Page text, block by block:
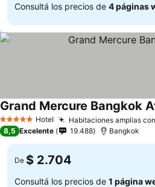
Consultá los precios de 4 páginas
5 Estrellas Hotel Habitaciones amplias
Grand Mercure Bangkok
8,5 Excelente 19.488 Bangkok
De $ 2.704
Consultá los precios de 1 página